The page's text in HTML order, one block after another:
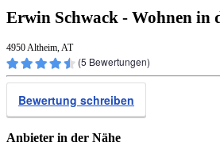
Erwin Schwack - Wohnen in
4950 Altheim, AT
(5 Bewertungen)
Bewertung schreiben
Anbieter in der Nähe